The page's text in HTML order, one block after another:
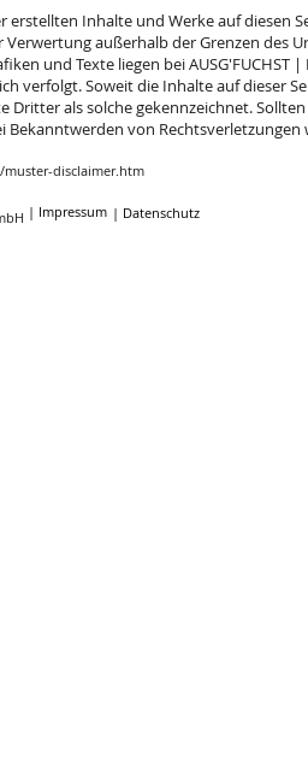
erstellten Inhalte und Werke auf diesen
außerhalb der Grenzen des
und Texte liegen bei
verfolgt. Soweit die Inhalte auf dieser
Dritter als solche gekennzeichnet.
Bekanntwerden von
disclaimer.htm
| Impressum | Datenschutz